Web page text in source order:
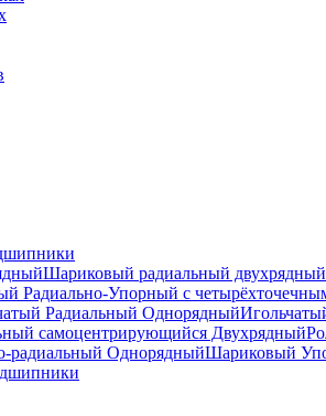
Шариковый радиальный двухрядный
Радиально-Упорный с
Радиальный Однорядный
самоцентрирующийся Двухрядный
радиальный ОднорядныйШариковый